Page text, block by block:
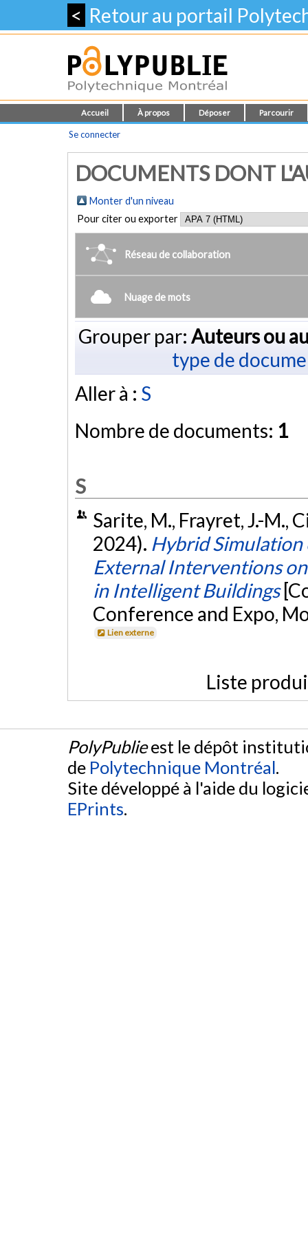
< Retour au portail
Accueil À propos Déposer Parcourir
Se connecter
DOCUMENTS DONT
Monter d'un niveau
Pour citer ou exporter
Réseau de collaboration
Nuage de mots
Grouper par: Auteurs ou
type de
Aller à : S
Nombre de documents: 1
S
Sarite, M., Frayret, J.-M.,
2024). Hybrid Simulation
External Interventions
in Intelligent Buildings
Conference and Expo,
Lien externe
Liste
PolyPublieest le dépôt
de Polytechnique Montréal.
Site développé à l'aide du
EPrints.